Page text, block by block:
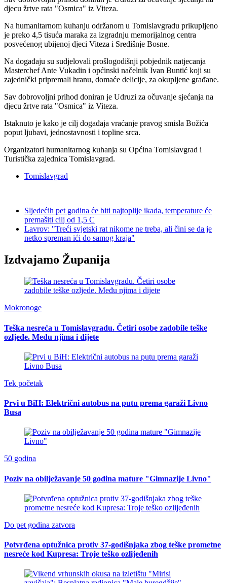
djecu žrtve rata "Osmica" iz Viteza.
Na humanitarnom kuhanju održanom u Tomislavgradu prikupljeno
je preko 4,5 tisuća maraka za izgradnju memorijalnog centra
posvećenog ubijenoj djeci Viteza i Središnje Bosne.
Na događaju su sudjelovali prošlogodišnji pobjednik natjecanja
Masterchef Ante Vukadin i općinski načelnik Ivan Buntić koji su
zajednički pripremali hranu, domaće delicije, za okupljene građane.
Sav dobrovoljni prihod doniran je Udruzi za očuvanje sjećanja na
djecu žrtve rata "Osmica" iz Viteza.
Istaknuto je kako je cilj događaja vraćanje pravog smisla Božića
poput ljubavi, jednostavnosti i topline srca.
Organizatori humanitarnog kuhanja su Općina Tomislavgrad i
Turistička zajednica Tomislavgrad.
Tomislavgrad
Sljedećih pet godina će biti najtoplije ikada, temperature će
premašiti cilj od 1,5 C
Lavrov: "Treći svjetski rat nikome ne treba, ali čini se da je
netko spreman ići do samog kraja"
Izdvajamo Županija
Mokronoge
Teška nesreća u Tomislavgradu. Četiri osobe zadobile teške
ozljede. Među njima i dijete
Tek početak
Prvi u BiH: Električni autobus na putu prema garaži Livno
Busa
50 godina
Poziv na obilježavanje 50 godina mature "Gimnazije Livno"
Do pet godina zatvora
Potvrđena optužnica protiv 37-godišnjaka zbog teške prometne
nesreće kod Kupresa: Troje teško ozlijeđenih